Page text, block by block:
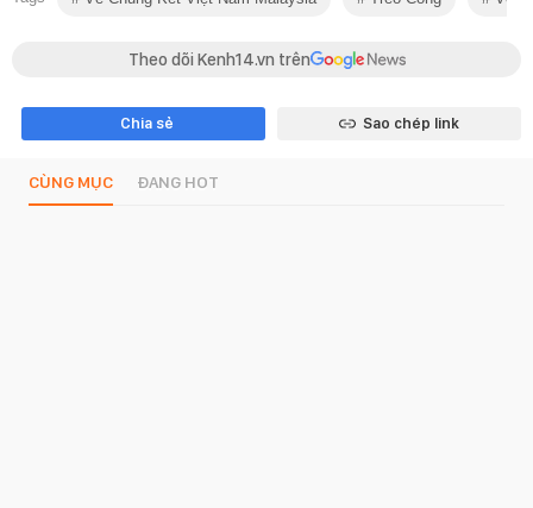
Theo dõi Kenh14.vn trên
Chia sẻ Sao chép link
CÙNG MỤC ĐANG HOT